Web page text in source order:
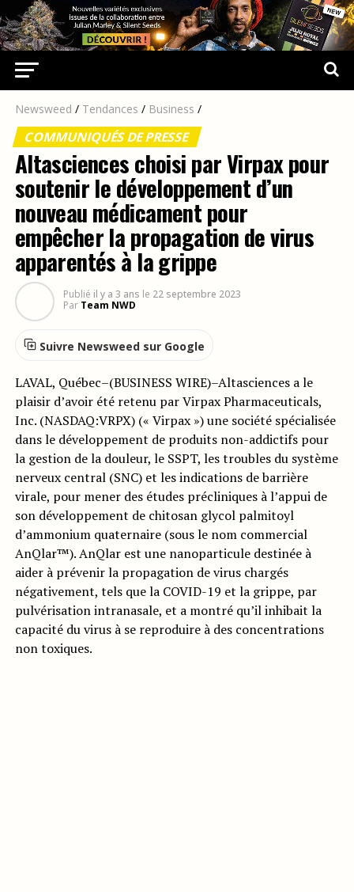
Newsweed / Tendances / Business /
COMMUNIQUÉS DE PRESSE
Altasciences choisi par Virpax pour
soutenir le développement d’un
nouveau médicament pour
empêcher la propagation de virus
apparentés à la grippe
Publié il y a 3 ans le 22 septembre 2023
Par Team NWD
Suivre Newsweed sur Google
LAVAL, Québec–(BUSINESS WIRE)–Altasciences a le
plaisir d’avoir été retenu par Virpax Pharmaceuticals,
Inc. (NASDAQ:VRPX) (« Virpax ») une société spécialisée
dans le développement de produits non-addictifs pour
la gestion de la douleur, le SSPT, les troubles du système
nerveux central (SNC) et les indications de barrière
virale, pour mener des études précliniques à l’appui de
son développement de chitosan glycol palmitoyl
d’ammonium quaternaire (sous le nom commercial
AnQlar™). AnQlar est une nanoparticule destinée à
aider à prévenir la propagation de virus chargés
négativement, tels que la COVID-19 et la grippe, par
pulvérisation intranasale, et a montré qu’il inhibait la
capacité du virus à se reproduire à des concentrations
non toxiques.